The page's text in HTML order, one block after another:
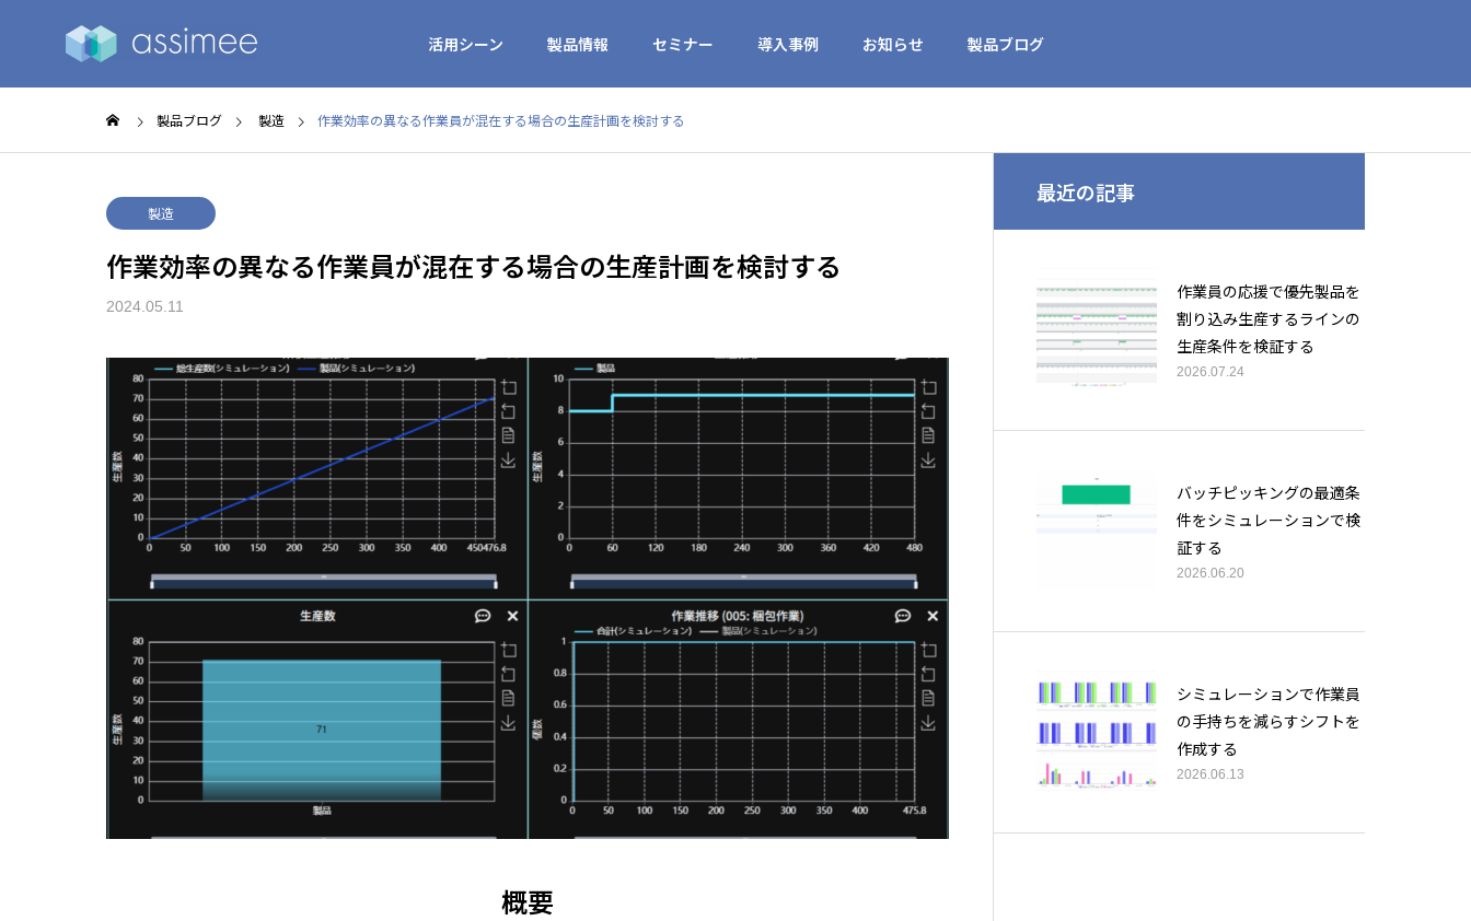
活用シーン 製品情報 セミナー 導入事例 お知らせ 製品ブログ
製品ブログ 製造 作業効率の異なる作業員が混在する場合の生産計画を検討する
製造
作業効率の異なる作業員が混在する場合の生産計画を検討する
2024.05.11
概要
最近の記事
作業員の応援で優先製品を
割り込み生産するラインの
生産条件を検証する
2026.07.24
バッチピッキングの最適条
件をシミュレーションで検
証する
2026.06.20
シミュレーションで作業員
の手持ちを減らすシフトを
作成する
2026.06.13